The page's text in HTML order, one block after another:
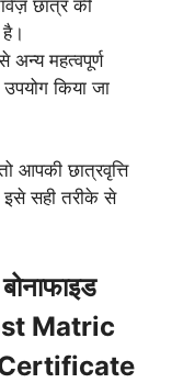
छात्र की
अन्य महत्वपूर्ण
किया जा
आपकी छात्रवृत्ति
सही तरीके से
Matric